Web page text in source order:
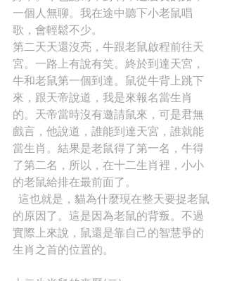
一個人無聊。我在途中聽下小老鼠唱
歌，會輕鬆不少。
第二天天還沒亮，牛跟老鼠啟程前往天
宮。一路上有說有笑。終於到達天宮，
牛和老鼠第一個到達。鼠從牛背上跳下
來，跟天帝說道，我是來報名當生肖
的。天帝當時沒有邀請鼠來，可是君無
戲言，他說道，誰能到達天宮，誰就能
當生肖。結果是老鼠得了第一名，牛得
了第二名，所以，在十二生肖裡，小小
的老鼠給排在最前面了。
的原因了。這是因為老鼠的背叛。不過
實際上來說，鼠還是靠自己的智慧爭的
生肖之首的位置的。